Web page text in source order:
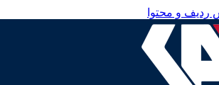
و محتوا